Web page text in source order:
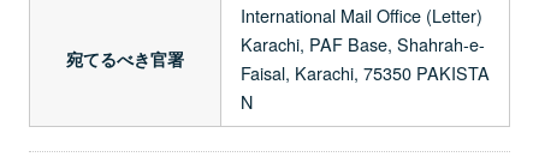
宛てるべき官署
International Mail Office (Letter)
Karachi, PAF Base, Shahrah-e-
Faisal, Karachi, 75350 PAKISTA
N